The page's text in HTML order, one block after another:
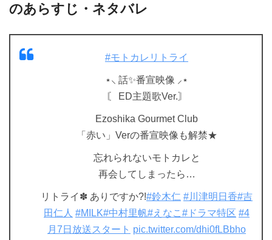
のあらすじ・ネタバレ
#モトカレリトライ
⋆⸜ 話✨番宣映像 ⸝⋆
〘 ED主題歌Ver.〙
Ezoshika Gourmet Club
「赤い」Verの番宣映像も解禁★
忘れられないモトカレと
再会してしまったら…
リトライ✽ ありですか?!#鈴木仁 #川津明日香#吉
田仁人 #MILK#中村里帆#えなこ #ドラマ特区 #4
月7日放送スタート pic.twitter.com/dhi0fLBbho